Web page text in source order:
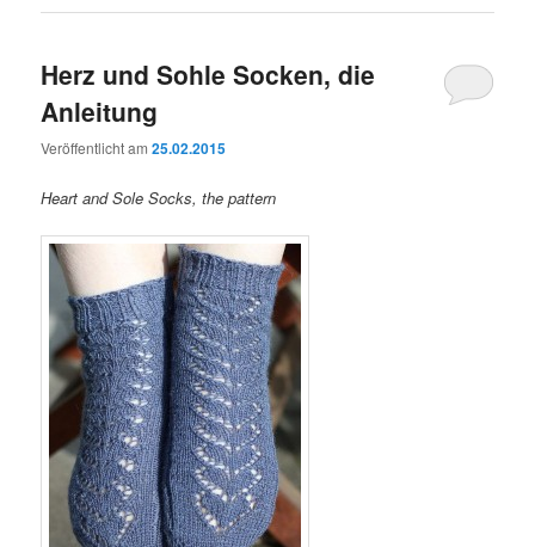
Herz und Sohle Socken, die
Anleitung
Veröffentlicht am25.02.2015
Heart and Sole Socks, the pattern